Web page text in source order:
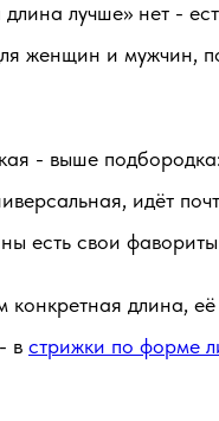
длина лучше» нет -
женщин и мужчин,
- выше
идёт
есть свои
конкретная длина,
в стрижки по форме